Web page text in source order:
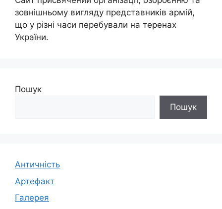
зовнішньому вигляду представників армій,
що у різні часи перебували на теренах
України.
Пошук
Пошук
Античність
Артефакт
Галерея